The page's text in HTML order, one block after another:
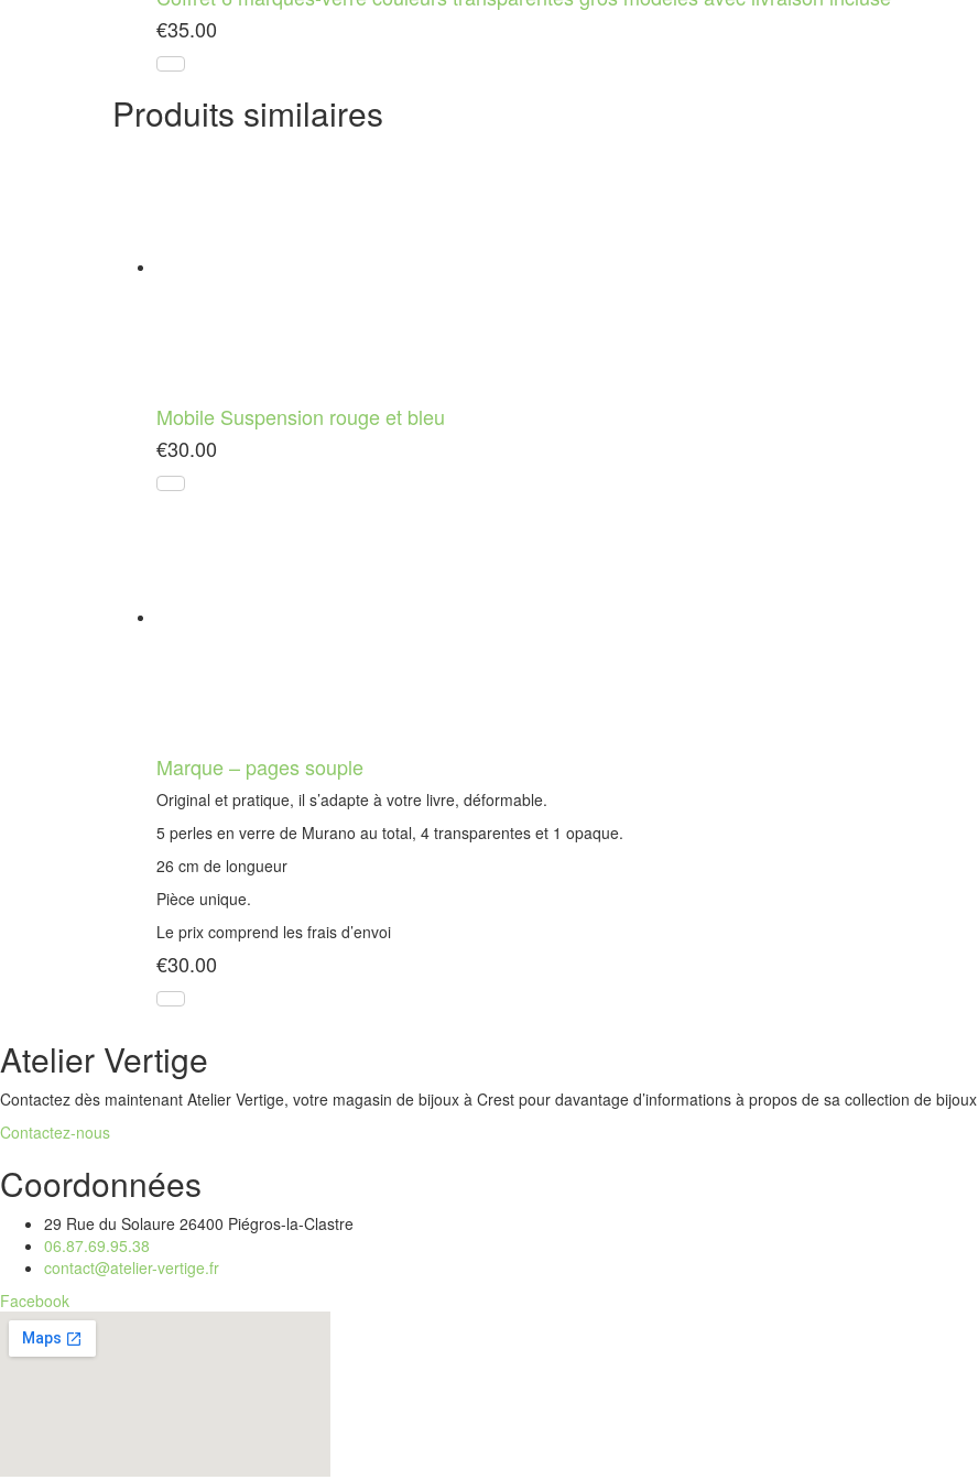
€35.00
Produits similaires
Mobile Suspension rouge et bleu
€30.00
Marque – pages souple
Original et pratique, il s’adapte à votre livre, déformable.
5 perles en verre de Murano au total, 4 transparentes et 1 opaque.
26 cm de longueur
Pièce unique.
Le prix comprend les frais d’envoi
€30.00
Atelier Vertige
Contactez dès maintenant Atelier Vertige, votre magasin de bijoux à Crest pour davantage d’informations à propos de sa collection de bijoux
Contactez-nous
Coordonnées
29 Rue du Solaure 26400 Piégros-la-Clastre
06.87.69.95.38
contact@atelier-vertige.fr
Facebook